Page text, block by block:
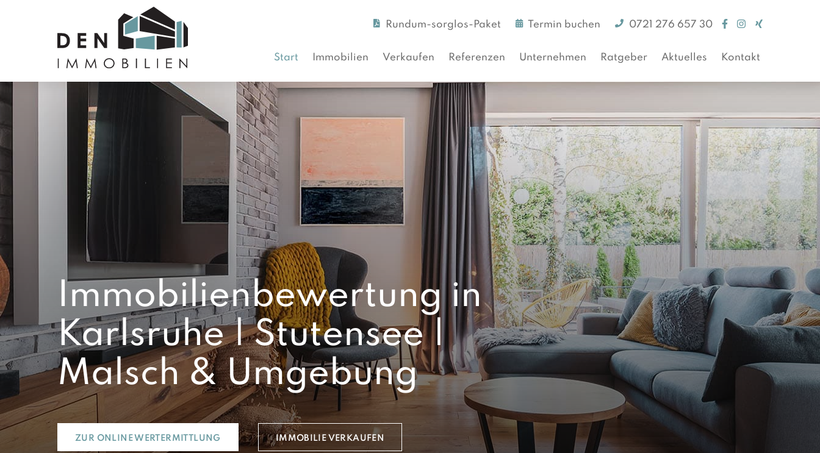
Rundum-sorglos-Paket Termin buchen 0721 276 657 30
Start Immobilien Verkaufen Referenzen Unternehmen Ratgeber Aktuelles Kontakt
Immobilienbewertung in
Karlsruhe | Stutensee |
Malsch & Umgebung
ZUR ONLINE WERTERMITTLUNG IMMOBILIE VERKAUFEN